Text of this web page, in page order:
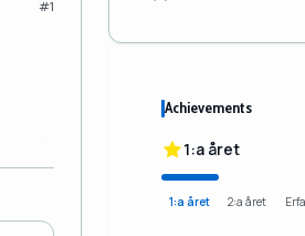
#1
Achievements
1:a året
1:a året 2:a året